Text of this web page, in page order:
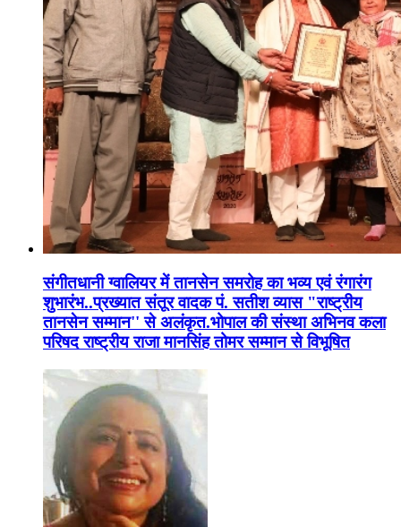
संगीतधानी ग्वालियर में तानसेन समरोह का भव्य एवं रंगारंग
शुभारंभ..प्रख्यात संतूर वादक पं. सतीश व्यास "राष्ट्रीय
तानसेन सम्मान'' से अलंकृत.भोपाल की संस्था अभिनव कला
परिषद राष्ट्रीय राजा मानसिंह तोमर सम्मान से विभूषित